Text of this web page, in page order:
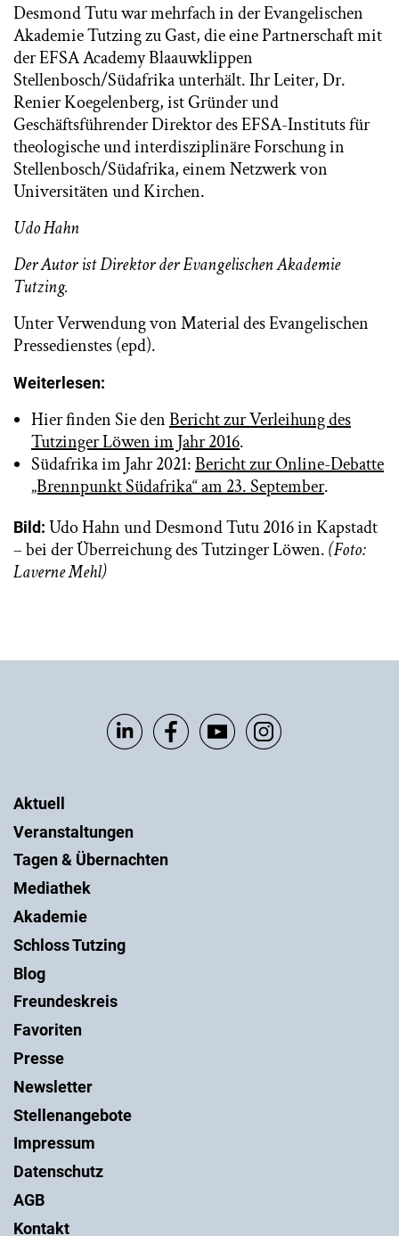
Desmond Tutu war mehrfach in der Evangelischen
Akademie Tutzing zu Gast, die eine Partnerschaft mit
der EFSA Academy Blaauwklippen
Stellenbosch/Südafrika unterhält. Ihr Leiter, Dr.
Renier Koegelenberg, ist Gründer und
Geschäftsführender Direktor des EFSA-Instituts für
theologische und interdisziplinäre Forschung in
Stellenbosch/Südafrika, einem Netzwerk von
Universitäten und Kirchen.
Udo Hahn
Der Autor ist Direktor der Evangelischen Akademie
Tutzing.
Unter Verwendung von Material des Evangelischen
Pressedienstes (epd).
Weiterlesen:
Hier finden Sie denBericht zur Verleihung des
Tutzinger Löwen im Jahr 2016.
Südafrika im Jahr 2021:Bericht zur Online-Debatte
„Brennpunkt Südafrika“ am 23. September.
Bild: Udo Hahn und Desmond Tutu 2016 in Kapstadt
– bei der Überreichung des Tutzinger Löwen.(Foto:
Laverne Mehl)
Aktuell
Veranstaltungen
Tagen & Übernachten
Mediathek
Akademie
Schloss Tutzing
Blog
Freundeskreis
Favoriten
Presse
Newsletter
Stellenangebote
Impressum
Datenschutz
AGB
Kontakt